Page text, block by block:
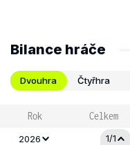
Bilance hráče
Dvouhra Čtyřhra
Rok Celkem
2026 1/1